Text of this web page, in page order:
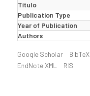
Título
Publication Type
Year of Publication
Authors
Google Scholar BibTeX
EndNote XML
RIS